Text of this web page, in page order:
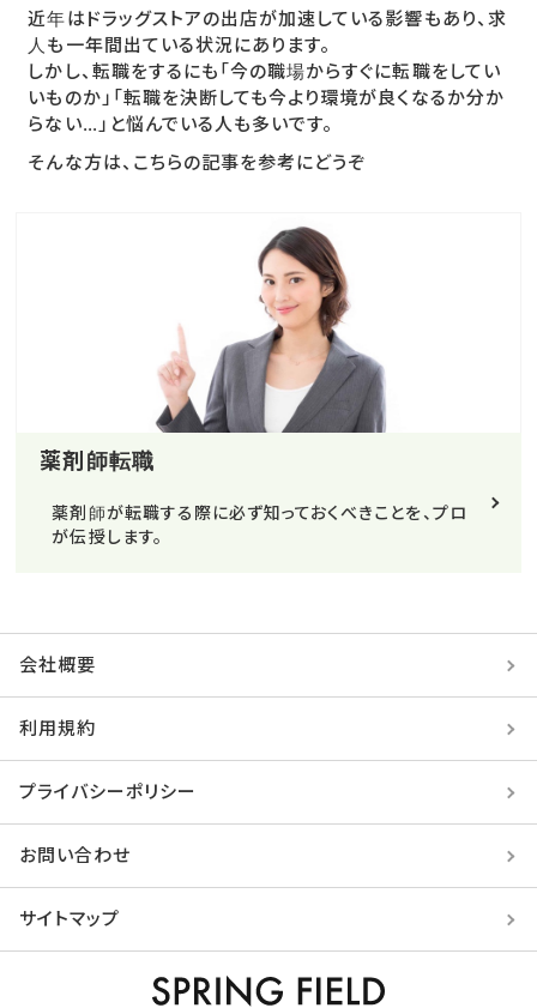
近年はドラッグストアの出店が加速している影響もあり、求
人も一年間出ている状況にあります。
しかし、転職をするにも「今の職場からすぐに転職をしてい
いものか」「転職を決断しても今より環境が良くなるか分か
らない…」と悩んでいる人も多いです。
そんな方は、こちらの記事を参考にどうぞ
薬剤師転職
薬剤師が転職する際に必ず知っておくべきことを、プロ
が伝授します。
会社概要
利用規約
プライバシーポリシー
お問い合わせ
サイトマップ